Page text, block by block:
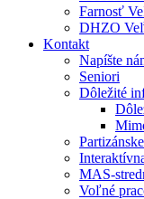
Farnosť
DHZO
Kontakt
Napíšte
Seniori
Dôležité
MAS-
Voľné